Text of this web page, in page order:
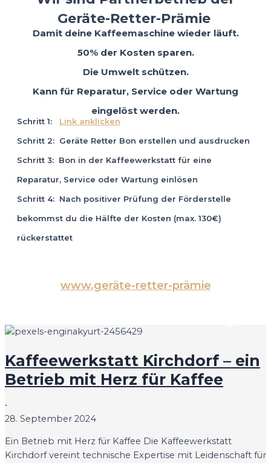
Geräte-Retter-Prämie
Damit deine Kaffeemaschine wieder läuft.
50% der Kosten sparen.
Die Umwelt schützen.
Kann für Reparatur, Service oder Wartung
eingelöst werden.
Schritt 1: Link anklicken
Schritt 2: Geräte Retter Bon erstellen und ausdrucken
Schritt 3: Bon in der Kaffeewerkstatt für eine
Reparatur, Service oder Wartung einlösen
Schritt 4: Nach positiver Prüfung der Förderstelle
bekommst du die Hälfte der Kosten (max. 130€)
rückerstattet
www.geräte-retter-prämie
Kaffeewerkstatt Kirchdorf – ein
Betrieb mit Herz für Kaffee
•
28. September 2024
Ein Betrieb mit Herz für Kaffee Die Kaffeewerkstatt
Kirchdorf vereint technische Expertise mit Leidenschaft für